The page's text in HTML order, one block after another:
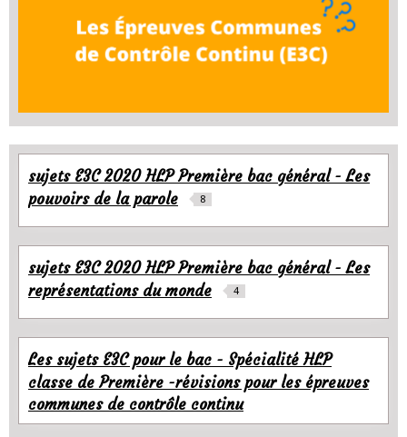
sujets E3C 2020 HLP Première bac général - Les
pouvoirs de la parole
8
sujets E3C 2020 HLP Première bac général - Les
représentations du monde
4
Les sujets E3C pour le bac - Spécialité HLP
classe de Première -révisions pour les épreuves
communes de contrôle continu